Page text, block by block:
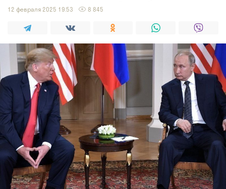
12 февраля 2025 19:53 8 845